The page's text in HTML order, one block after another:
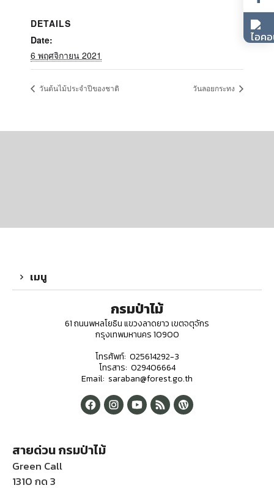
DETAILS
Date:
6 พฤศจิกายน 2021
วันต้นไม้ประจำปีของชาติ วันลอยกระทง
เมนู
กรมป่าไม้
61 ถนนพหลโยธิน แขวงลาดยาว เขตจตุจักร
กรุงเทพมหานคร 10900
โทรศัพท์: 025614292-3
โทรสาร: 029406664
Email: saraban@forest.go.th
สายด่วน กรมป่าไม้
Green Call
1310 กด 3